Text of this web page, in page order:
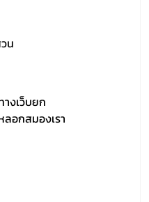
น
งเว็บยก
อกสมองเรา